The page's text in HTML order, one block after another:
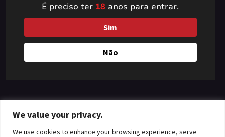
We value your privacy.
We use cookies to enhance your browsing experience, serve
something amazing
— check back soon!
É preciso ter 18 anos para entrar.
Sim
Não